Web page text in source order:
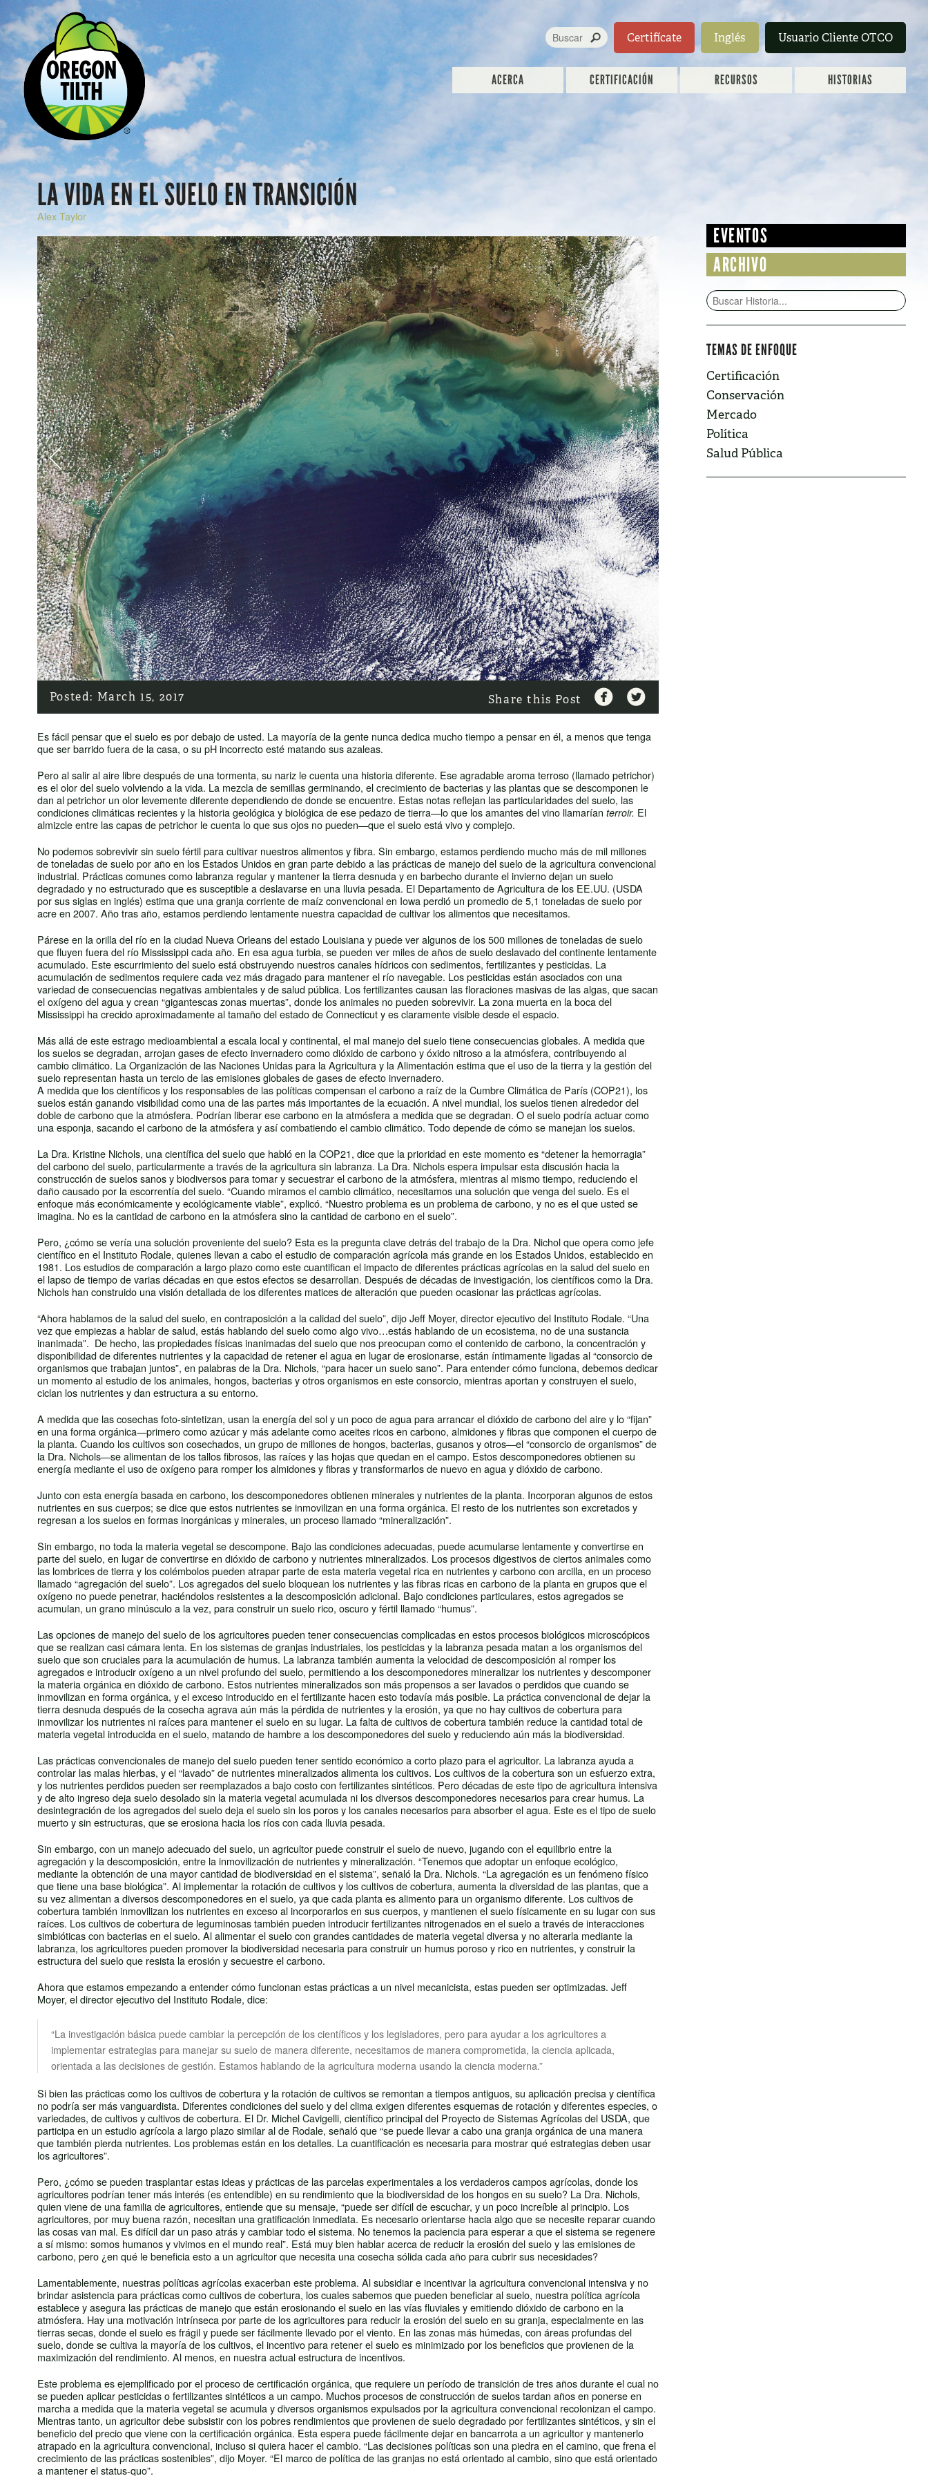
Certifícate Inglés Usuario Cliente OTCO
ACERCA CERTIFICACIÓN RECURSOS HISTORIAS
LA VIDA EN EL SUELO EN TRANSICIÓN
Alex Taylor
Share this Post  
Posted: March 15, 2017
Es fácil pensar que el suelo es por debajo de usted. La mayoría de la gente nunca dedica mucho tiempo a pensar en él, a menos que tenga
que ser barrido fuera de la casa, o su pH incorrecto esté matando sus azaleas.
Pero al salir al aire libre después de una tormenta, su nariz le cuenta una historia diferente. Ese agradable aroma terroso (llamado petrichor)
es el olor del suelo volviendo a la vida. La mezcla de semillas germinando, el crecimiento de bacterias y las plantas que se descomponen le
dan al petrichor un olor levemente diferente dependiendo de donde se encuentre. Estas notas reflejan las particularidades del suelo, las
condiciones climáticas recientes y la historia geológica y biológica de ese pedazo de tierra—lo que los amantes del vino llamarían terroir. El
almizcle entre las capas de petrichor le cuenta lo que sus ojos no pueden—que el suelo está vivo y complejo.
No podemos sobrevivir sin suelo fértil para cultivar nuestros alimentos y fibra. Sin embargo, estamos perdiendo mucho más de mil millones
de toneladas de suelo por año en los Estados Unidos en gran parte debido a las prácticas de manejo del suelo de la agricultura convencional
industrial. Prácticas comunes como labranza regular y mantener la tierra desnuda y en barbecho durante el invierno dejan un suelo
degradado y no estructurado que es susceptible a deslavarse en una lluvia pesada. El Departamento de Agricultura de los EE.UU. (USDA
por sus siglas en inglés) estima que una granja corriente de maíz convencional en Iowa perdió un promedio de 5,1 toneladas de suelo por
acre en 2007. Año tras año, estamos perdiendo lentamente nuestra capacidad de cultivar los alimentos que necesitamos.
Párese en la orilla del río en la ciudad Nueva Orleans del estado Louisiana y puede ver algunos de los 500 millones de toneladas de suelo
que fluyen fuera del río Mississippi cada año. En esa agua turbia, se pueden ver miles de años de suelo deslavado del continente lentamente
acumulado. Este escurrimiento del suelo está obstruyendo nuestros canales hídricos con sedimentos, fertilizantes y pesticidas. La
acumulación de sedimentos requiere cada vez más dragado para mantener el río navegable. Los pesticidas están asociados con una
variedad de consecuencias negativas ambientales y de salud pública. Los fertilizantes causan las floraciones masivas de las algas, que sacan
el oxígeno del agua y crean “gigantescas zonas muertas”, donde los animales no pueden sobrevivir. La zona muerta en la boca del
Mississippi ha crecido aproximadamente al tamaño del estado de Connecticut y es claramente visible desde el espacio.
Más allá de este estrago medioambiental a escala local y continental, el mal manejo del suelo tiene consecuencias globales. A medida que
los suelos se degradan, arrojan gases de efecto invernadero como dióxido de carbono y óxido nitroso a la atmósfera, contribuyendo al
cambio climático. La Organización de las Naciones Unidas para la Agricultura y la Alimentación estima que el uso de la tierra y la gestión del
suelo representan hasta un tercio de las emisiones globales de gases de efecto invernadero.
A medida que los científicos y los responsables de las políticas compensan el carbono a raíz de la Cumbre Climática de París (COP21), los
suelos están ganando visibilidad como una de las partes más importantes de la ecuación. A nivel mundial, los suelos tienen alrededor del
doble de carbono que la atmósfera. Podrían liberar ese carbono en la atmósfera a medida que se degradan. O el suelo podría actuar como
una esponja, sacando el carbono de la atmósfera y así combatiendo el cambio climático. Todo depende de cómo se manejan los suelos.
La Dra. Kristine Nichols, una científica del suelo que habló en la COP21, dice que la prioridad en este momento es “detener la hemorragia”
del carbono del suelo, particularmente a través de la agricultura sin labranza. La Dra. Nichols espera impulsar esta discusión hacia la
construcción de suelos sanos y biodiversos para tomar y secuestrar el carbono de la atmósfera, mientras al mismo tiempo, reduciendo el
daño causado por la escorrentía del suelo. “Cuando miramos el cambio climático, necesitamos una solución que venga del suelo. Es el
enfoque más económicamente y ecológicamente viable”, explicó. “Nuestro problema es un problema de carbono, y no es el que usted se
imagina. No es la cantidad de carbono en la atmósfera sino la cantidad de carbono en el suelo”.
Pero, ¿cómo se vería una solución proveniente del suelo? Esta es la pregunta clave detrás del trabajo de la Dra. Nichol que opera como jefe
científico en el Instituto Rodale, quienes llevan a cabo el estudio de comparación agrícola más grande en los Estados Unidos, establecido en
1981. Los estudios de comparación a largo plazo como este cuantifican el impacto de diferentes prácticas agrícolas en la salud del suelo en
el lapso de tiempo de varias décadas en que estos efectos se desarrollan. Después de décadas de investigación, los científicos como la Dra.
Nichols han construido una visión detallada de los diferentes matices de alteración que pueden ocasionar las prácticas agrícolas.
“Ahora hablamos de la salud del suelo, en contraposición a la calidad del suelo”, dijo Jeff Moyer, director ejecutivo del Instituto Rodale. “Una
vez que empiezas a hablar de salud, estás hablando del suelo como algo vivo…estás hablando de un ecosistema, no de una sustancia
inanimada”. De hecho, las propiedades físicas inanimadas del suelo que nos preocupan como el contenido de carbono, la concentración y
disponibilidad de diferentes nutrientes y la capacidad de retener el agua en lugar de erosionarse, están íntimamente ligadas al “consorcio de
organismos que trabajan juntos”, en palabras de la Dra. Nichols, “para hacer un suelo sano”. Para entender cómo funciona, debemos dedicar
un momento al estudio de los animales, hongos, bacterias y otros organismos en este consorcio, mientras aportan y construyen el suelo,
ciclan los nutrientes y dan estructura a su entorno.
A medida que las cosechas foto-sintetizan, usan la energía del sol y un poco de agua para arrancar el dióxido de carbono del aire y lo “fijan”
en una forma orgánica—primero como azúcar y más adelante como aceites ricos en carbono, almidones y fibras que componen el cuerpo de
la planta. Cuando los cultivos son cosechados, un grupo de millones de hongos, bacterias, gusanos y otros—el “consorcio de organismos” de
la Dra. Nichols—se alimentan de los tallos fibrosos, las raíces y las hojas que quedan en el campo. Estos descomponedores obtienen su
energía mediante el uso de oxígeno para romper los almidones y fibras y transformarlos de nuevo en agua y dióxido de carbono.
Junto con esta energía basada en carbono, los descomponedores obtienen minerales y nutrientes de la planta. Incorporan algunos de estos
nutrientes en sus cuerpos; se dice que estos nutrientes se inmovilizan en una forma orgánica. El resto de los nutrientes son excretados y
regresan a los suelos en formas inorgánicas y minerales, un proceso llamado “mineralización”.
Sin embargo, no toda la materia vegetal se descompone. Bajo las condiciones adecuadas, puede acumularse lentamente y convertirse en
parte del suelo, en lugar de convertirse en dióxido de carbono y nutrientes mineralizados. Los procesos digestivos de ciertos animales como
las lombrices de tierra y los colémbolos pueden atrapar parte de esta materia vegetal rica en nutrientes y carbono con arcilla, en un proceso
llamado “agregación del suelo”. Los agregados del suelo bloquean los nutrientes y las fibras ricas en carbono de la planta en grupos que el
oxígeno no puede penetrar, haciéndolos resistentes a la descomposición adicional. Bajo condiciones particulares, estos agregados se
acumulan, un grano minúsculo a la vez, para construir un suelo rico, oscuro y fértil llamado “humus”.
Las opciones de manejo del suelo de los agricultores pueden tener consecuencias complicadas en estos procesos biológicos microscópicos
que se realizan casi cámara lenta. En los sistemas de granjas industriales, los pesticidas y la labranza pesada matan a los organismos del
suelo que son cruciales para la acumulación de humus. La labranza también aumenta la velocidad de descomposición al romper los
agregados e introducir oxígeno a un nivel profundo del suelo, permitiendo a los descomponedores mineralizar los nutrientes y descomponer
la materia orgánica en dióxido de carbono. Estos nutrientes mineralizados son más propensos a ser lavados o perdidos que cuando se
inmovilizan en forma orgánica, y el exceso introducido en el fertilizante hacen esto todavía más posible. La práctica convencional de dejar la
tierra desnuda después de la cosecha agrava aún más la pérdida de nutrientes y la erosión, ya que no hay cultivos de cobertura para
inmovilizar los nutrientes ni raíces para mantener el suelo en su lugar. La falta de cultivos de cobertura también reduce la cantidad total de
materia vegetal introducida en el suelo, matando de hambre a los descomponedores del suelo y reduciendo aún más la biodiversidad.
Las prácticas convencionales de manejo del suelo pueden tener sentido económico a corto plazo para el agricultor. La labranza ayuda a
controlar las malas hierbas, y el “lavado” de nutrientes mineralizados alimenta los cultivos. Los cultivos de la cobertura son un esfuerzo extra,
y los nutrientes perdidos pueden ser reemplazados a bajo costo con fertilizantes sintéticos. Pero décadas de este tipo de agricultura intensiva
y de alto ingreso deja suelo desolado sin la materia vegetal acumulada ni los diversos descomponedores necesarios para crear humus. La
desintegración de los agregados del suelo deja el suelo sin los poros y los canales necesarios para absorber el agua. Este es el tipo de suelo
muerto y sin estructuras, que se erosiona hacia los ríos con cada lluvia pesada.
Sin embargo, con un manejo adecuado del suelo, un agricultor puede construir el suelo de nuevo, jugando con el equilibrio entre la
agregación y la descomposición, entre la inmovilización de nutrientes y mineralización. “Tenemos que adoptar un enfoque ecológico,
mediante la obtención de una mayor cantidad de biodiversidad en el sistema”, señaló la Dra. Nichols. “La agregación es un fenómeno físico
que tiene una base biológica”. Al implementar la rotación de cultivos y los cultivos de cobertura, aumenta la diversidad de las plantas, que a
su vez alimentan a diversos descomponedores en el suelo, ya que cada planta es alimento para un organismo diferente. Los cultivos de
cobertura también inmovilizan los nutrientes en exceso al incorporarlos en sus cuerpos, y mantienen el suelo físicamente en su lugar con sus
raíces. Los cultivos de cobertura de leguminosas también pueden introducir fertilizantes nitrogenados en el suelo a través de interacciones
simbióticas con bacterias en el suelo. Al alimentar el suelo con grandes cantidades de materia vegetal diversa y no alterarla mediante la
labranza, los agricultores pueden promover la biodiversidad necesaria para construir un humus poroso y rico en nutrientes, y construir la
estructura del suelo que resista la erosión y secuestre el carbono.
Ahora que estamos empezando a entender cómo funcionan estas prácticas a un nivel mecanicista, estas pueden ser optimizadas. Jeff
Moyer, el director ejecutivo del Instituto Rodale, dice:
“La investigación básica puede cambiar la percepción de los científicos y los legisladores, pero para ayudar a los agricultores a
implementar estrategias para manejar su suelo de manera diferente, necesitamos de manera comprometida, la ciencia aplicada,
orientada a las decisiones de gestión. Estamos hablando de la agricultura moderna usando la ciencia moderna.”
Si bien las prácticas como los cultivos de cobertura y la rotación de cultivos se remontan a tiempos antiguos, su aplicación precisa y científica
no podría ser más vanguardista. Diferentes condiciones del suelo y del clima exigen diferentes esquemas de rotación y diferentes especies, o
variedades, de cultivos y cultivos de cobertura. El Dr. Michel Cavigelli, científico principal del Proyecto de Sistemas Agrícolas del USDA, que
participa en un estudio agrícola a largo plazo similar al de Rodale, señaló que “se puede llevar a cabo una granja orgánica de una manera
que también pierda nutrientes. Los problemas están en los detalles. La cuantificación es necesaria para mostrar qué estrategias deben usar
los agricultores”.
Pero, ¿cómo se pueden trasplantar estas ideas y prácticas de las parcelas experimentales a los verdaderos campos agrícolas, donde los
agricultores podrían tener más interés (es entendible) en su rendimiento que la biodiversidad de los hongos en su suelo? La Dra. Nichols,
quien viene de una familia de agricultores, entiende que su mensaje, “puede ser difícil de escuchar, y un poco increíble al principio. Los
agricultores, por muy buena razón, necesitan una gratificación inmediata. Es necesario orientarse hacia algo que se necesite reparar cuando
las cosas van mal. Es difícil dar un paso atrás y cambiar todo el sistema. No tenemos la paciencia para esperar a que el sistema se regenere
a sí mismo: somos humanos y vivimos en el mundo real”. Está muy bien hablar acerca de reducir la erosión del suelo y las emisiones de
carbono, pero ¿en qué le beneficia esto a un agricultor que necesita una cosecha sólida cada año para cubrir sus necesidades?
Lamentablemente, nuestras políticas agrícolas exacerban este problema. Al subsidiar e incentivar la agricultura convencional intensiva y no
brindar asistencia para prácticas como cultivos de cobertura, los cuales sabemos que pueden beneficiar al suelo, nuestra política agrícola
establece y asegura las prácticas de manejo que están erosionando el suelo en las vías fluviales y emitiendo dióxido de carbono en la
atmósfera. Hay una motivación intrínseca por parte de los agricultores para reducir la erosión del suelo en su granja, especialmente en las
tierras secas, donde el suelo es frágil y puede ser fácilmente llevado por el viento. En las zonas más húmedas, con áreas profundas del
suelo, donde se cultiva la mayoría de los cultivos, el incentivo para retener el suelo es minimizado por los beneficios que provienen de la
maximización del rendimiento. Al menos, en nuestra actual estructura de incentivos.
Este problema es ejemplificado por el proceso de certificación orgánica, que requiere un período de transición de tres años durante el cual no
se pueden aplicar pesticidas o fertilizantes sintéticos a un campo. Muchos procesos de construcción de suelos tardan años en ponerse en
marcha a medida que la materia vegetal se acumula y diversos organismos expulsados ​​por la agricultura convencional recolonizan el campo.
Mientras tanto, un agricultor debe subsistir con los pobres rendimientos que provienen de suelo degradado por fertilizantes sintéticos, y sin el
beneficio del precio que viene con la certificación orgánica. Esta espera puede fácilmente dejar en bancarrota a un agricultor y mantenerlo
atrapado en la agricultura convencional, incluso si quiera hacer el cambio. “Las decisiones políticas son una piedra en el camino, que frena el
crecimiento de las prácticas sostenibles”, dijo Moyer. “El marco de política de las granjas no está orientado al cambio, sino que está orientado
a mantener el status-quo”.
EVENTOS
ARCHIVO
TEMAS DE ENFOQUE
Certificación
Conservación
Mercado
Política
Salud Pública